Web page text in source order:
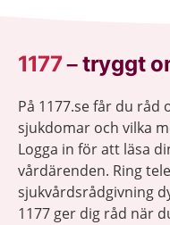
1177–tryggt
På 1177.se får du
sjukdomar och vilka
Logga in för att läsa
vårdärenden. Ring
sjukvårdsrådgivning
1177 ger dig råd när